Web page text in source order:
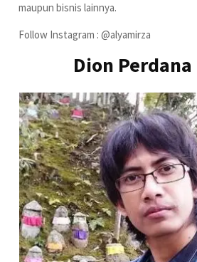
maupun bisnis lainnya.
Follow Instagram : @alyamirza
Dion